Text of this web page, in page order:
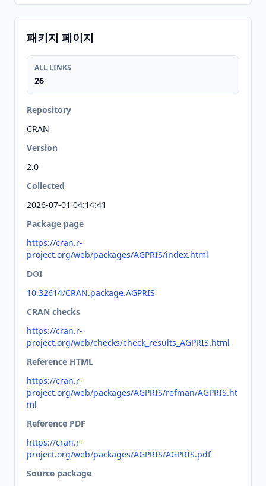
패키지 페이지
ALL LINKS
26
Repository
CRAN
Version
2.0
Collected
2026-07-01 04:14:41
Package page
https://cran.r-
project.org/web/packages/AGPRIS/index.html
DOI
10.32614/CRAN.package.AGPRIS
CRAN checks
https://cran.r-
project.org/web/checks/check_results_AGPRIS.html
Reference HTML
https://cran.r-
project.org/web/packages/AGPRIS/refman/AGPRIS.ht
ml
Reference PDF
https://cran.r-
project.org/web/packages/AGPRIS/AGPRIS.pdf
Source package